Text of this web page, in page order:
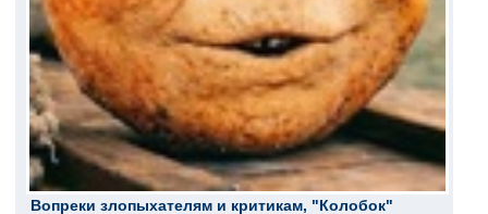
Вопреки злопыхателям и критикам, "Колобок"